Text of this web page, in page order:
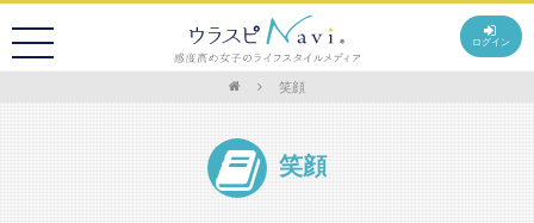
ログイン
笑顔
笑顔